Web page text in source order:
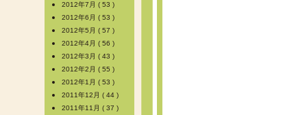
2012年7月 ( 53 )
2012年6月 ( 53 )
2012年5月 ( 57 )
2012年4月 ( 56 )
2012年3月 ( 43 )
2012年2月 ( 55 )
2012年1月 ( 53 )
2011年12月 ( 44 )
2011年11月 ( 37 )